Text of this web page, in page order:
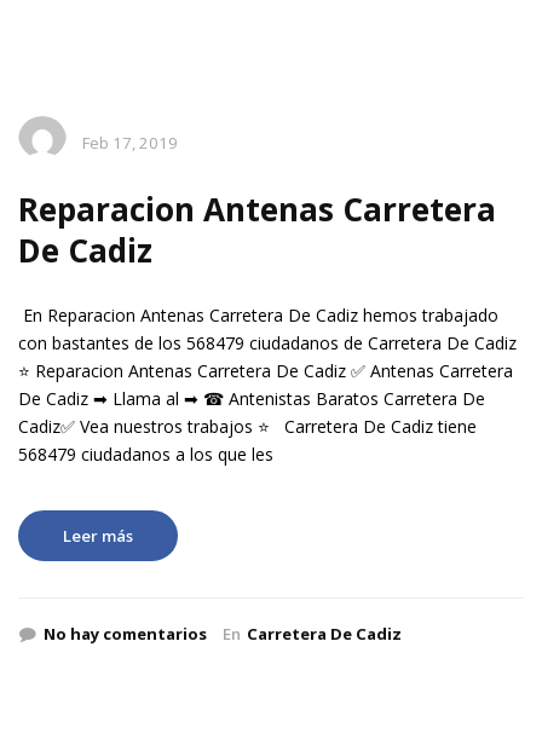
Feb 17, 2019
Reparacion Antenas Carretera
De Cadiz
En Reparacion Antenas Carretera De Cadiz hemos trabajado
con bastantes de los 568479 ciudadanos de Carretera De Cadiz
⭐ Reparacion Antenas Carretera De Cadiz ✅ Antenas Carretera
De Cadiz ➡ Llama al ➡ ☎ Antenistas Baratos Carretera De
Cadiz✅ Vea nuestros trabajos ⭐ Carretera De Cadiz tiene
568479 ciudadanos a los que les
Leer más
No hay comentarios En Carretera De Cadiz